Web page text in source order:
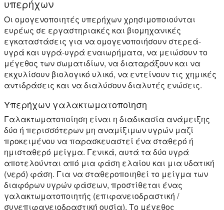
υπερήχων
Οι ομογενοποιητές υπερήχων χρησιμοποιούνται
ευρέως σε εργαστηριακές και βιομηχανικές
εγκαταστάσεις για να ομογενοποιήσουν στερεά-
υγρά και υγρά-υγρά εναιωρήματα, να μειώσουν το
μέγεθος των σωματιδίων, να διαταράξουν και να
εκχυλίσουν βιολογικό υλικό, να εντείνουν τις χημικές
αντιδράσεις και να διαλύσουν διαλυτές ενώσεις.
Υπερήχων γαλακτωματοποίηση
Γαλακτωματοποίηση είναι η διαδικασία ανάμειξης
δύο ή περισσότερων μη αναμίξιμων υγρών μαζί
προκειμένου να παρασκευαστεί ένα σταθερό ή
ημισταθερό μείγμα. Γενικά, αυτά τα δύο υγρά
αποτελούνται από μια φάση ελαίου και μια υδατική
(νερό) φάση. Για να σταθεροποιηθεί το μείγμα των
διαφόρων υγρών φάσεων, προστίθεται ένας
γαλακτωματοποιητής (επιφανειοδραστική /
συνεπιφανειοδραστική ουσία). Το μέγεθος